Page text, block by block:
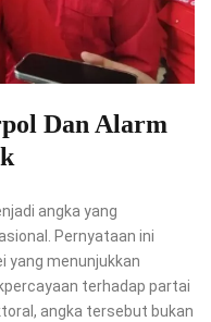
Dan Alarm
angka yang
Pernyataan ini
yang menunjukkan
terhadap partai
angka tersebut bukan